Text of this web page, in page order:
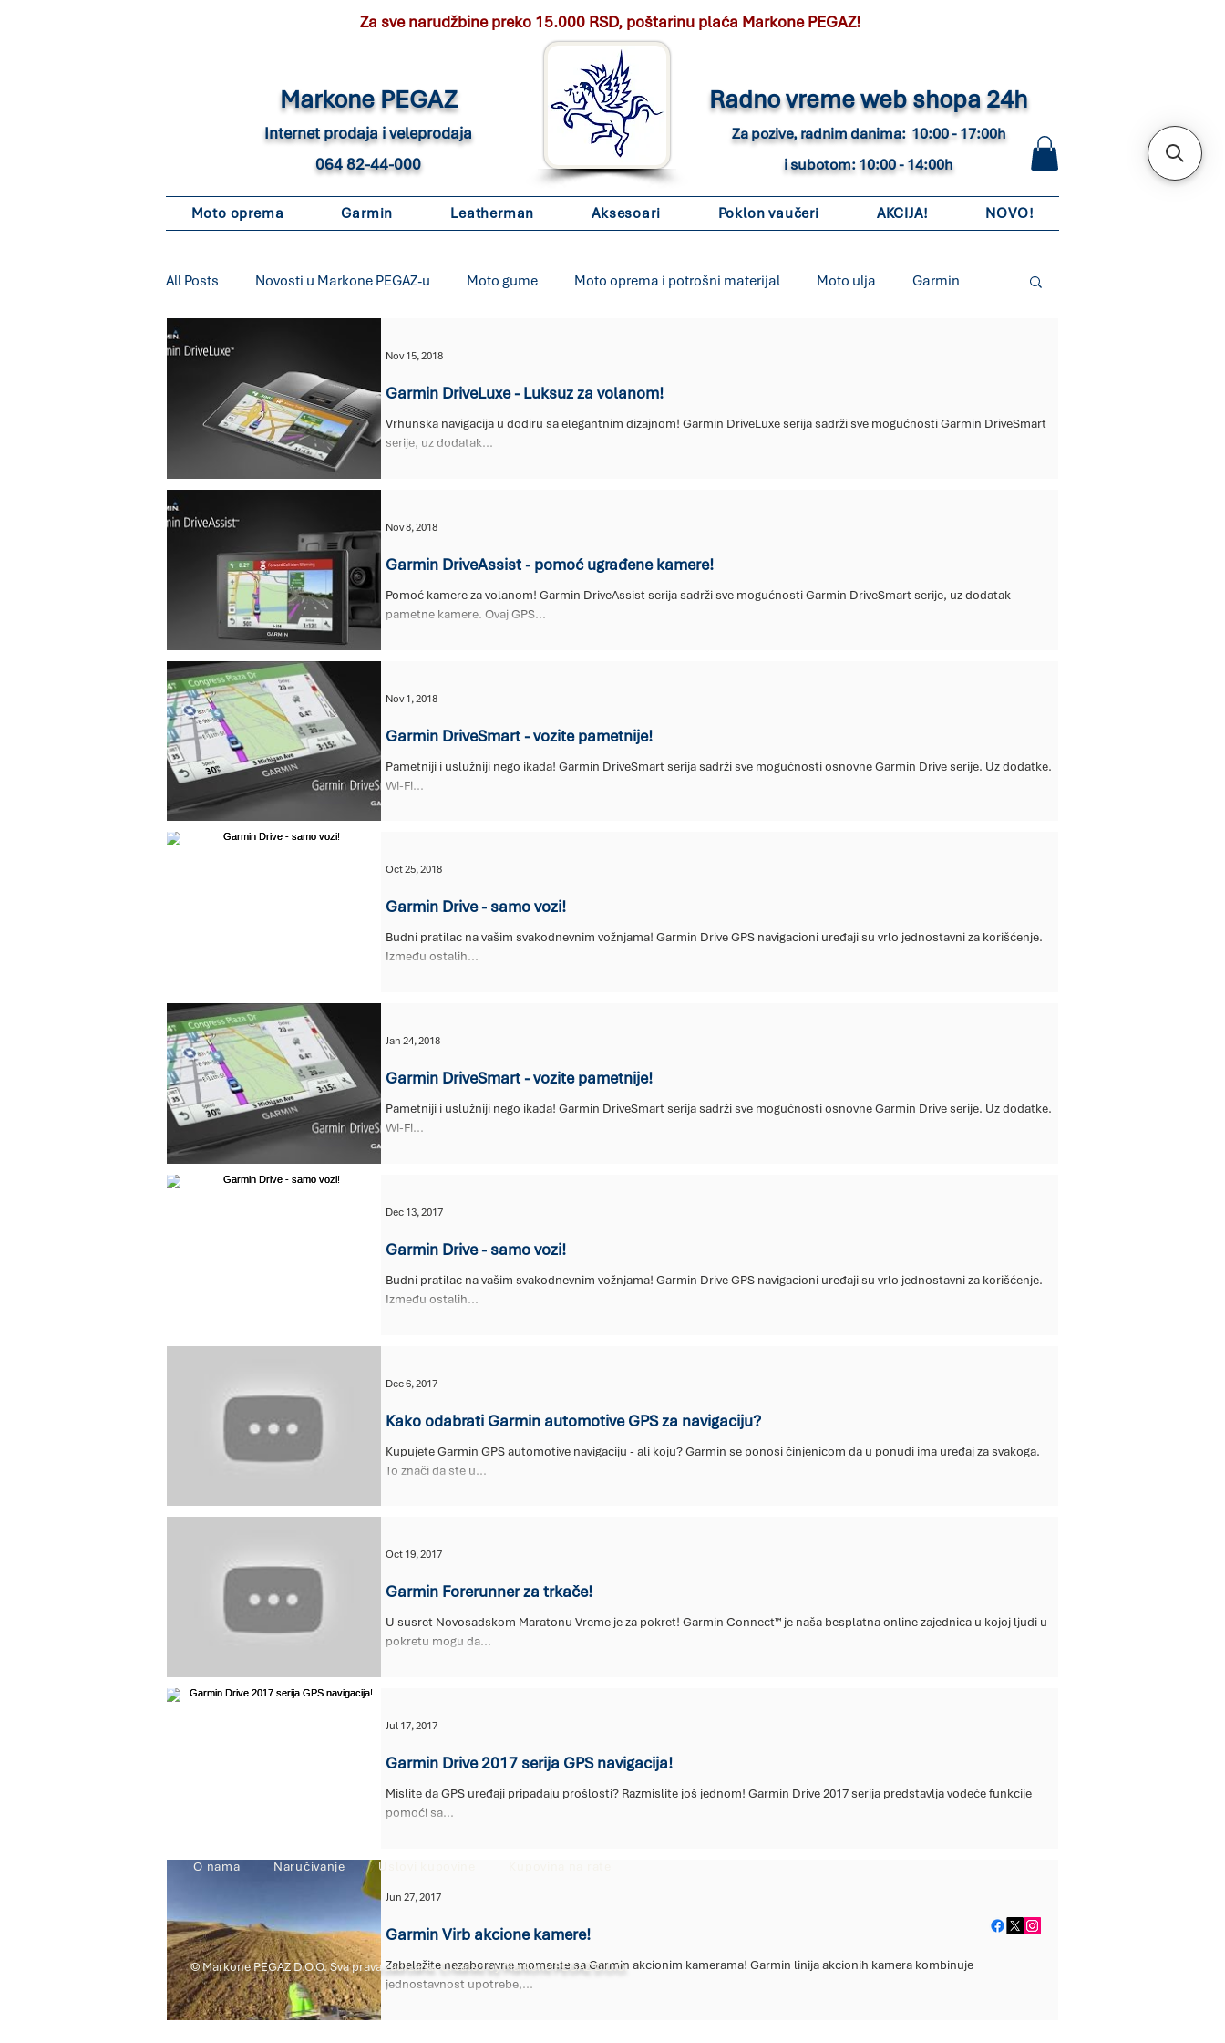
Za sve narudžbine preko 15.000 RSD, poštarinu plaća Markone PEGAZ!
Markone PEGAZ
Internet prodaja i veleprodaja
064 82-44-000
Radno vreme web shopa 24h
Za pozive, radnim danima: 10:00 - 17:00h
i subotom: 10:00 - 14:00h
Moto oprema Garmin Leatherman Aksesoari Poklon vaučeri AKCIJA! NOVO!
All Posts Novosti u Markone PEGAZ-u Moto gume Moto oprema i potrošni materijal Moto ulja Garmin
Garmin automotive Garmin kartografija
Garmin sport Garmin outdoor Garmin nautički Garmin wearables Moto kočione pločice
Moto roll i crash barovi Komunikacioni Uređaji Komunikacioni uređaji
Leatherman Cerade
Garmin DriveLuxe - Luksuz za volanom!
Vrhunska navigacija u dodiru sa elegantnim dizajnom! Garmin DriveLuxe serija sadrži sve mogućnosti Garmin DriveSmart
serije, uz dodatak...
Nov 15, 2018
Garmin DriveAssist - pomoć ugrađene kamere!
Pomoć kamere za volanom! Garmin DriveAssist serija sadrži sve mogućnosti Garmin DriveSmart serije, uz dodatak
pametne kamere. Ovaj GPS...
Nov 8, 2018
Garmin DriveSmart - vozite pametnije!
Pametniji i uslužniji nego ikada! Garmin DriveSmart serija sadrži sve mogućnosti osnovne Garmin Drive serije. Uz dodatke.
Wi-Fi...
Nov 1, 2018
Garmin Drive - samo vozi!
Budni pratilac na vašim svakodnevnim vožnjama! Garmin Drive GPS navigacioni uređaji su vrlo jednostavni za korišćenje.
Između ostalih...
Oct 25, 2018
Garmin DriveSmart - vozite pametnije!
Pametniji i uslužniji nego ikada! Garmin DriveSmart serija sadrži sve mogućnosti osnovne Garmin Drive serije. Uz dodatke.
Wi-Fi...
Jan 24, 2018
Garmin Drive - samo vozi!
Budni pratilac na vašim svakodnevnim vožnjama! Garmin Drive GPS navigacioni uređaji su vrlo jednostavni za korišćenje.
Između ostalih...
Dec 13, 2017
Kako odabrati Garmin automotive GPS za navigaciju?
Kupujete Garmin GPS automotive navigaciju - ali koju? Garmin se ponosi činjenicom da u ponudi ima uređaj za svakoga.
To znači da ste u...
Dec 6, 2017
Garmin Forerunner za trkače!
U susret Novosadskom Maratonu Vreme je za pokret! Garmin Connect™ je naša besplatna online zajednica u kojoj ljudi u
pokretu mogu da...
Oct 19, 2017
Garmin Drive 2017 serija GPS navigacija!
Mislite da GPS uređaji pripadaju prošlosti? Razmislite još jednom! Garmin Drive 2017 serija predstavlja vodeće funkcije
pomoći sa...
Jul 17, 2017
Garmin Virb akcione kamere!
Zabeležite nezaboravne momente sa Garmin akcionim kamerama! Garmin linija akcionih kamera kombinuje
jednostavnost upotrebe,...
Jun 27, 2017
O nama Naručivanje Uslovi kupovine
© Markone PEGAZ D.O.O. Sva prava zadržana. Created by Markone PEGAZ D.O.O.